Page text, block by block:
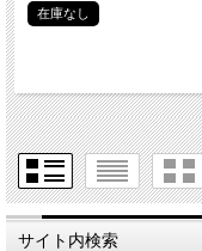
在庫なし
サイト内検索